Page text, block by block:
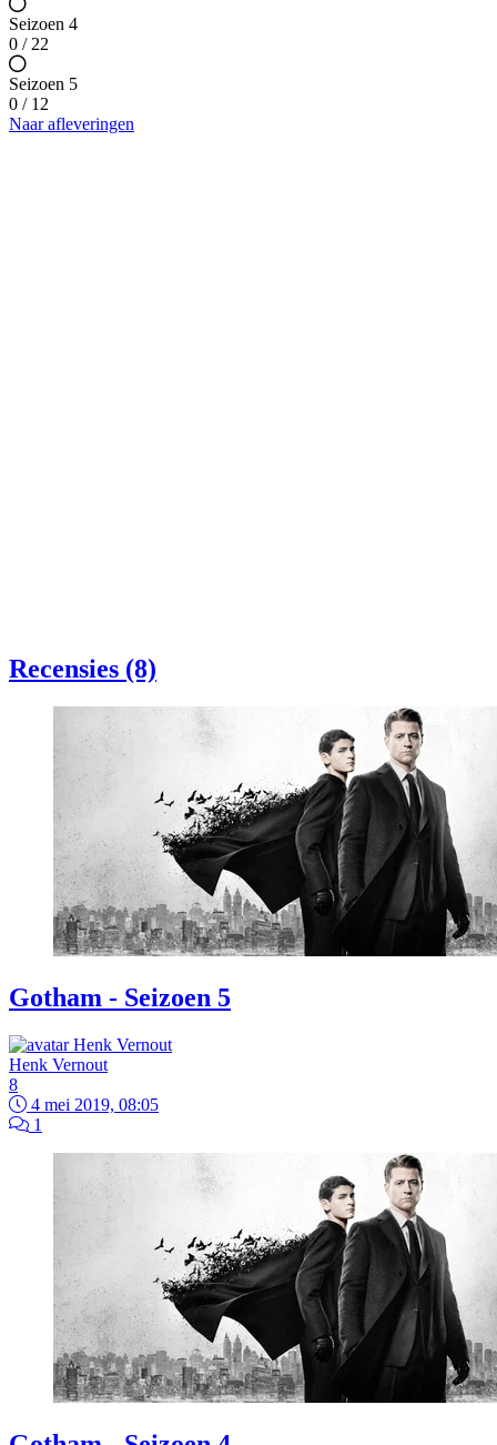
Seizoen 4
0 / 22
Seizoen 5
0 / 12
Naar afleveringen
Recensies (8)
Gotham - Seizoen 5
Henk Vernout
8
4 mei 2019, 08:05
1